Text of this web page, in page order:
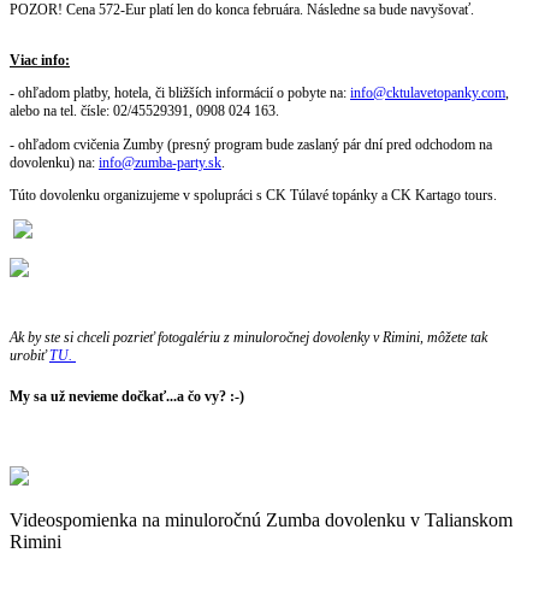
POZOR! Cena 572-Eur platí len do konca februára. Následne sa bude navyšovať.
Viac info:
- ohľadom platby, hotela, či bližších informácií o pobyte na: info@cktulavetopanky.com,
alebo na tel. čísle: 02/45529391, 0908 024 163.
- ohľadom cvičenia Zumby (presný program bude zaslaný pár dní pred odchodom na
dovolenku) na: info@zumba-party.sk
Túto dovolenku organizujeme v spolupráci s CK Túlavé topánky a CK Kartago tours.
Ak by ste si chceli pozrieť fotogalériu z minuloročnej dovolenky v Rimini, môžete tak
urobiťTU.
My sa už nevieme dočkať...a čo vy? :-)
Videospomienka na minuloročnú Zumba dovolenku v Talianskom
Rimini